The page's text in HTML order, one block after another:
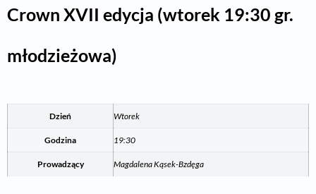
Crown XVII edycja (wtorek 19:30 gr.
młodzieżowa)
Dzień Wtorek
Godzina 19:30
Prowadzący Magdalena Kąsek-Bzdęga